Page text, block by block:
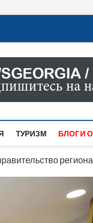
О СОБЫТИЯХ
ПОЛИТИКИ,
ТУРИЗМ БЛОГИ